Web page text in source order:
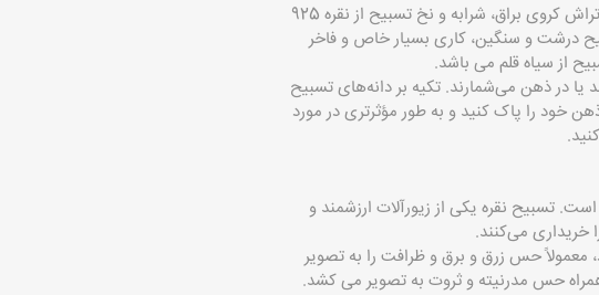
ترک 925 عیار باکیفیت و مرغوب، تسبیح ۳۳ دانه ای بسیار زیبا و خوش دست با تراش کروی براق، شرابه و نخ تسبیح از نقره 925
درشت و سنگین، کاری بسیار خاص و فاخر
یا در ذهن می‌شمارند. تکیه بر دانه‌های تسبیح
خود را پاک کنید و به طور مؤثرتری در مورد
تسبیح نقره یکی از زیورآلات ارزشمند و
خریداری می‌کنند.
معمولاً حس زرق و برق و ظرافت را به تصویر
حس مدرنیته و ثروت به تصویر می کشد.